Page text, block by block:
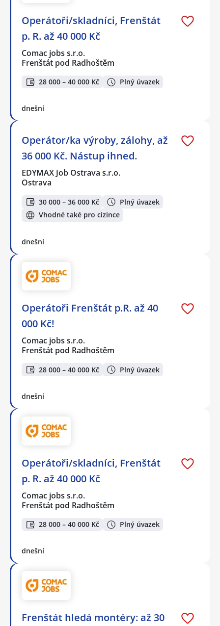
Operátoři/skladníci, Frenštát
p. R. až 40 000 Kč
Comac jobs s.r.o.
Frenštát pod Radhoštěm
28 000 – 40 000 Kč Plný úvazek
dnešní
Operátor/ka výroby, zálohy, až
36 000 Kč. Nástup ihned.
EDYMAX Job Ostrava s.r.o.
Ostrava
30 000 – 36 000 Kč
Plný úvazek
Vhodné také pro cizince
dnešní
Operátoři Frenštát p.R. až 40
000 Kč!
Comac jobs s.r.o.
Frenštát pod Radhoštěm
28 000 – 40 000 Kč Plný úvazek
dnešní
Operátoři/skladníci, Frenštát
p. R. až 40 000 Kč
Comac jobs s.r.o.
Frenštát pod Radhoštěm
28 000 – 40 000 Kč Plný úvazek
dnešní
Frenštát hledá montéry: až 30